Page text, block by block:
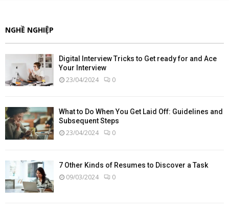
NGHỀ NGHIỆP
Digital Interview Tricks to Get ready for and Ace
Your Interview
23/04/2024 0
What to Do When You Get Laid Off: Guidelines and
Subsequent Steps
23/04/2024 0
7 Other Kinds of Resumes to Discover a Task
09/03/2024 0